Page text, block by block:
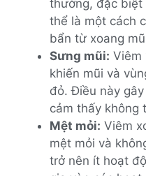
thường, đặc biệt
thể là một cách
bẩn từ xoang
Sưng mũi: Viêm
khiến mũi và
đỏ. Điều này
cảm thấy không
Mệt mỏi: Viêm
mệt mỏi và
trở nên ít hoạt